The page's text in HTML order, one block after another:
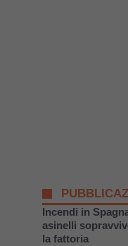
Incendi in
asinelli
la fattoria